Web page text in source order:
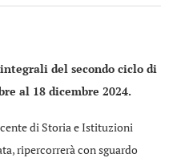
del secondo ciclo di
al 18 dicembre 2024.
di Storia e Istituzioni
ripercorrerà con sguardo